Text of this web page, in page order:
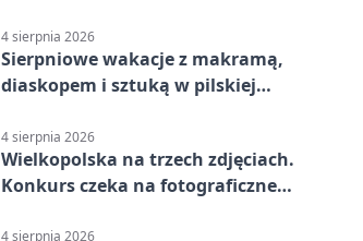
4 sierpnia 2026
Sierpniowe wakacje z makramą,
diaskopem i sztuką w pilskiej
4 sierpnia 2026
Wielkopolska na trzech zdjęciach.
Konkurs czeka na fotograficzne
4 sierpnia 2026